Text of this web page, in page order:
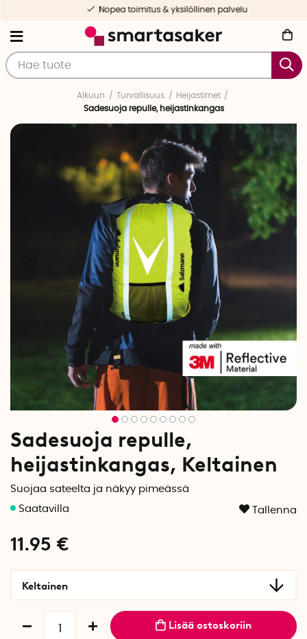
Nopea toimitus & yksilöllinen palvelu
Alkuun Turvallisuus
Heijastimet
Sadesuoja repulle, heijastinkangas
Sadesuoja repulle,
heijastinkangas, Keltainen
Suojaa sateelta ja näkyy pimeässä
Tallenna
11.95 €
Keltainen
Lisää ostoskoriin